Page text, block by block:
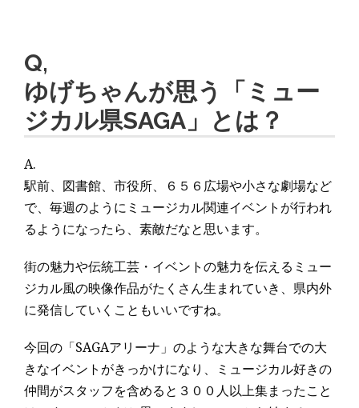
Q,
ゆげちゃんが思う「ミュー
ジカル県SAGA」とは？
A.
駅前、図書館、市役所、６５６広場や小さな劇場など
で、毎週のようにミュージカル関連イベントが行われ
るようになったら、素敵だなと思います。
街の魅力や伝統工芸・イベントの魅力を伝えるミュー
ジカル風の映像作品がたくさん生まれていき、県内外
に発信していくこともいいですね。
今回の「SAGAアリーナ」のような大きな舞台での大
きなイベントがきっかけになり、ミュージカル好きの
仲間がスタッフを含めると３００人以上集まったこと